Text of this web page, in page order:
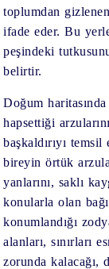
toplumdan gizlenen
ifade eder. Bu
peşindeki
belirtir.
Doğum
hapsettiği
başkaldırıyı
bireyin örtük
yanlarını, saklı
konularla olan
konumlandığı
alanları, sınırları
zorunda